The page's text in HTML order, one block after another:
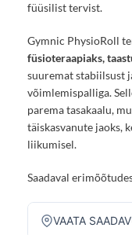
füüsilist tervist.
Gymnic PhysioRoll
füsioteraapiaks,
suuremat stabiilsust
võimlemispalliga.
parema tasakaalu,
täiskasvanute jaoks,
liikumisel.
Saadaval
VAATA